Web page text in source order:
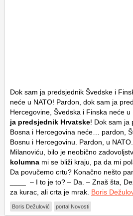
Dok sam ja predsjednik Švedske i
neće u NATO! Pardon, dok sam ja
Hercegovine, Švedska i Finska neće u
ja predsjednik Hrvatske! Dok sam ja
Bosna i Hercegovina neće… pardon,
Bosnu i Hercegovinu. Pardon, u
Milanoviću, bilo je neobično
kolumna mi se bliži kraju, pa da mi
Da povučemo crtu? Konačno nešto
____ – I to je to? – Da. – Znaš šta,
za kurac, ali crta je mrak. Boris
Boris Dežulović portal Novosti